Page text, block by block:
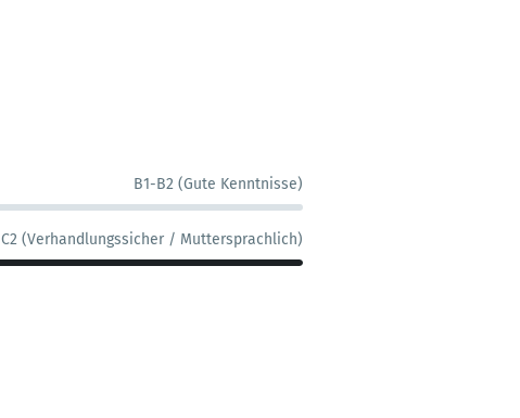
B1-B2 (Gute Kenntnisse)
C2 (Verhandlungssicher / Muttersprachlich)